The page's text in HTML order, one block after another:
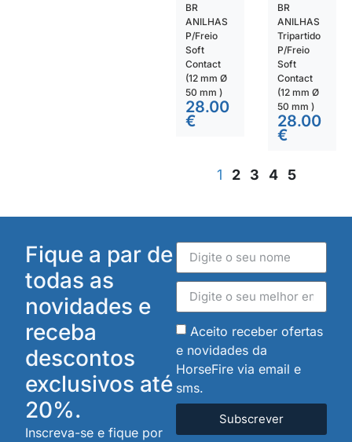
BR
ANILHAS
P/Freio
Soft
Contact
(12 mm Ø
50 mm )
28.00
€
BR
ANILHAS
Tripartido
P/Freio
Soft
Contact
(12 mm Ø
50 mm )
28.00
€
1 2 3 4 5
Fique a par de
todas as
novidades e
receba
descontos
exclusivos até
20%.
Inscreva-se e fique por
Aceito receber ofertas
e novidades da
HorseFire via email e
sms.
Subscrever